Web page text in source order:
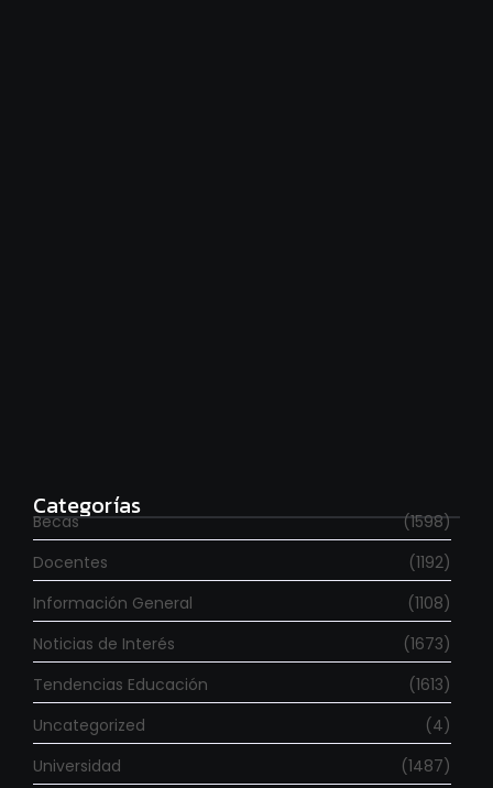
Categorías
Becas
(1598)
Docentes
(1192)
Información General
(1108)
Noticias de Interés
(1673)
Tendencias Educación
(1613)
Uncategorized
(4)
Universidad
(1487)